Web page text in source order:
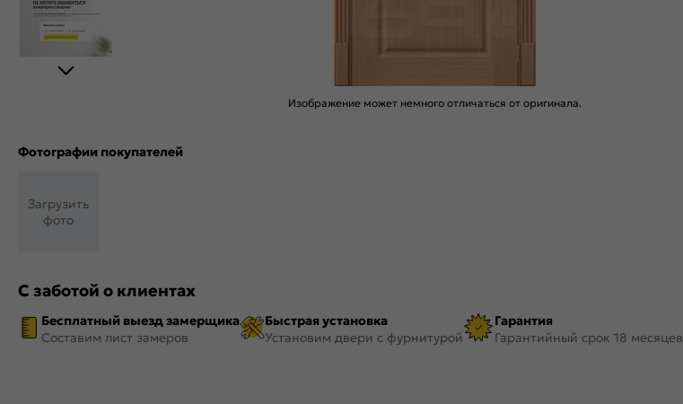
Изображение может немного отличаться от оригинала.
Фотографии покупателей
Загрузить
фото
С заботой о клиентах
Бесплатный выезд замерщика
Составим лист замеров
Быстрая установка
Установим двери с фурнитурой
Гарантия
Гарантийный срок 18 месяцев